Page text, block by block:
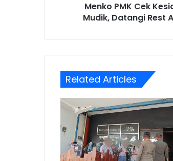
Menko PMK Cek
Mudik, Datangi Rest
Related Articles